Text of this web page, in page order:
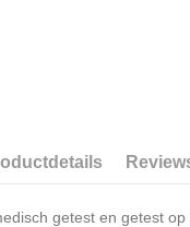
getest en getest op